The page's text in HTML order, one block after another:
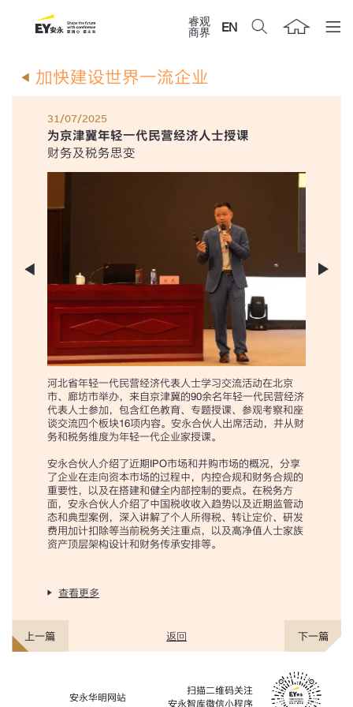
睿观
商界
EN
加快建设世界一流企业
31/07/2025
为京津冀年轻一代民营经济人士授课
财务及税务思变
河北省年轻一代民营经济代表人士学习交流活动在北京
市、廊坊市举办，来自京津冀的90余名年轻一代民营经济
代表人士参加，包含红色教育、专题授课、参观考察和座
谈交流四个板块16项内容。安永合伙人出席活动，并从财
务和税务维度为年轻一代企业家授课。
安永合伙人介绍了近期IPO市场和并购市场的概况，分享
了企业在走向资本市场的过程中，内控合规和财务合规的
重要性，以及在搭建和健全内部控制的要点。在税务方
面，安永合伙人介绍了中国税收收入趋势以及近期监管动
态和典型案例，深入讲解了个人所得税、转让定价、研发
费用加计扣除等当前税务关注重点，以及高净值人士家族
资产顶层架构设计和财务传承安排等。
查看更多
上一篇 返回 下一篇
安永华明网站
扫描二维码关注
安永智库微信小程序